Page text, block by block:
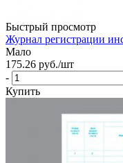
Быстрый просмотр
Журнал регистрации
Мало
175.26 руб./шт
-
Купить